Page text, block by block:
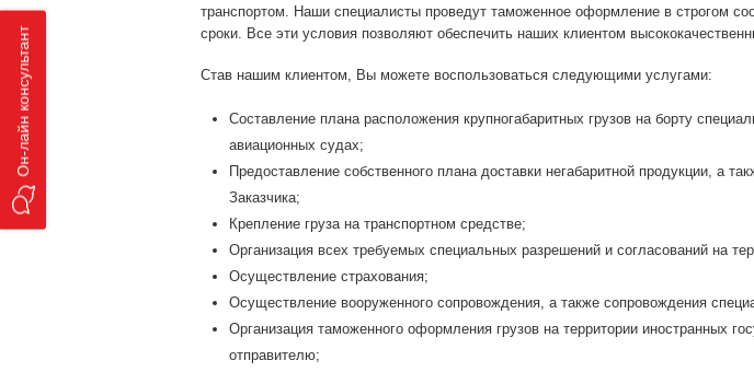
транспортом. Наши специалисты проведут таможенное оформление в строгом
сроки. Все эти условия позволяют обеспечить наших клиентом
Став нашим клиентом, Вы можете воспользоваться следующими услугами:
Составление плана расположения крупногабаритных грузов на борту
авиационных судах;
Предоставление собственного плана доставки негабаритной продукции, а
Заказчика;
Крепление груза на транспортном средстве;
Организация всех требуемых специальных разрешений и согласований на
Осуществление страхования;
Осуществление вооруженного сопровождения, а также сопровождения
Организация таможенного оформления грузов на территории иностранных
отправителю;
Он-лайн консультант